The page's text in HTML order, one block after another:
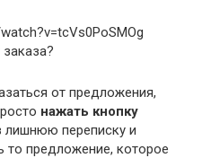
от предложения,
нажать кнопку
лишнюю переписку и
то предложение, которое